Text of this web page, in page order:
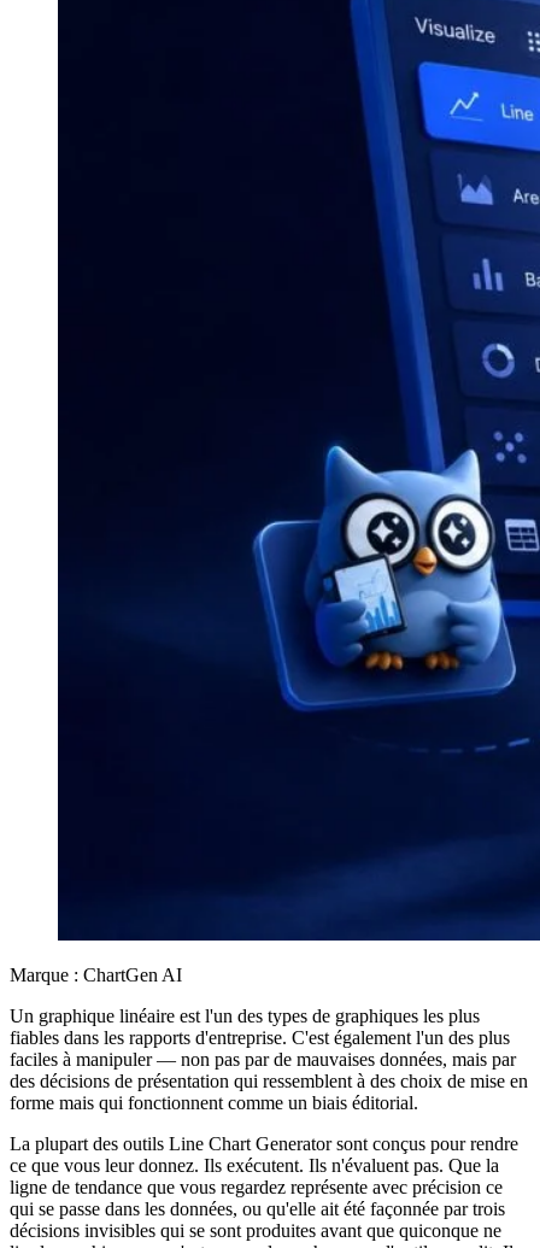
Marque : ChartGen AI
Un graphique linéaire est l'un des types de graphiques les plus
fiables dans les rapports d'entreprise. C'est également l'un des plus
faciles à manipuler — non pas par de mauvaises données, mais par
des décisions de présentation qui ressemblent à des choix de mise en
forme mais qui fonctionnent comme un biais éditorial.
La plupart des outils Line Chart Generator sont conçus pour rendre
ce que vous leur donnez. Ils exécutent. Ils n'évaluent pas. Que la
ligne de tendance que vous regardez représente avec précision ce
qui se passe dans les données, ou qu'elle ait été façonnée par trois
décisions invisibles qui se sont produites avant que quiconque ne